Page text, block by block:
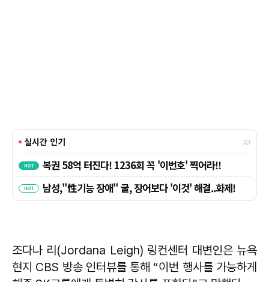
조다나 리(Jordana Leigh) 링컨센터 대변인은 뉴욕
현지 CBS 방송 인터뷰를 통해 “이번 행사를 가능하게